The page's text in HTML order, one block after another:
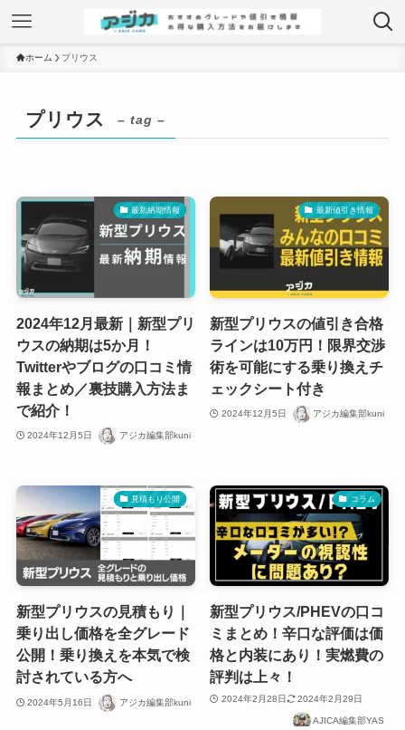
ホーム プリウス
プリウス – tag –
最新納期情報
2024年12月最新｜新型プリ
ウスの納期は5か月！
Twitterやブログの口コミ情
報まとめ／裏技購入方法ま
で紹介！
2024年12月5日 アジカ編集部kuni
最新値引き情報
新型プリウスの値引き合格
ラインは10万円！限界交渉
術を可能にする乗り換えチ
ェックシート付き
2024年12月5日 アジカ編集部kuni
見積もり公開
新型プリウスの見積もり｜
乗り出し価格を全グレード
公開！乗り換えを本気で検
討されている方へ
2024年5月16日 アジカ編集部kuni
コラム
新型プリウス/PHEVの口コ
ミまとめ！辛口な評価は価
格と内装にあり！実燃費の
評判は上々！
2024年2月28日 2024年2月29日
AJICA編集部YAS